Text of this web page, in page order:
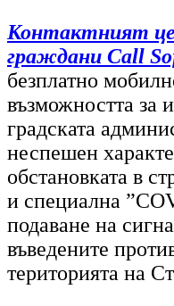
Контактният
граждани Call
безплатно
възможността за
градската
неспешен
обстановката в
и специална
подаване на
въведените
територията на